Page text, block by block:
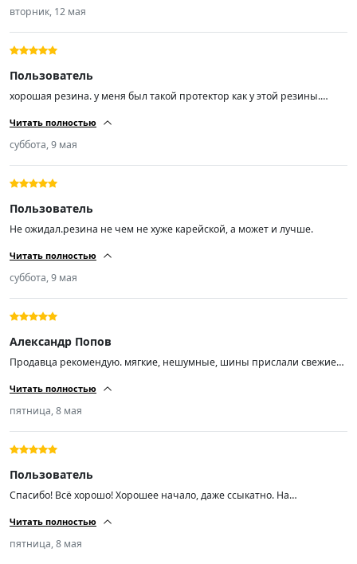
вторник, 12 мая
Пользователь
хорошая резина. у меня был такой протектор как у этой резины.
доволен.спасибо.
Читать полностью
суббота, 9 мая
Пользователь
Не ожидал.резина не чем не хуже карейской, а может и лучше.
Читать полностью
суббота, 9 мая
Александр Попов
Продавца рекомендую. мягкие, нешумные, шины прислали свежие
Читать полностью
пятница, 8 мая
Пользователь
Спасибо! Всё хорошо! Хорошее начало, даже ссыкатно. На
30гр. это максимум. Диски стальные ваз r14 заводские 5 лет
эксплуатации. Недокама, блеватти, хердеганд что-то.... Если продавец
точно знает что делает, то можно пожелать только успехов во всём!
Читать полностью
пятница, 8 мая